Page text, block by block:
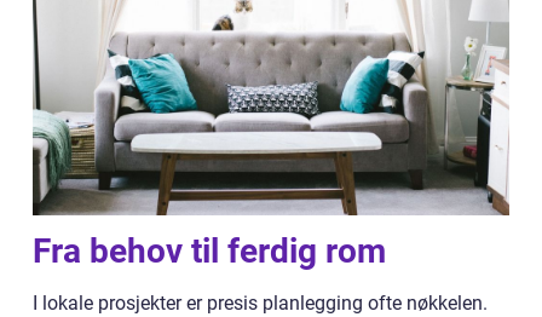
Fra behov til ferdig rom
I lokale prosjekter er presis planlegging ofte nøkkelen.